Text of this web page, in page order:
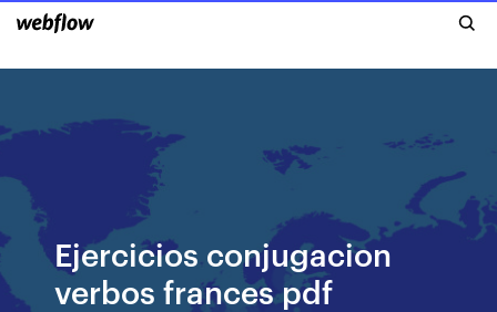
Ejercicios conjugacion
verbos frances pdf